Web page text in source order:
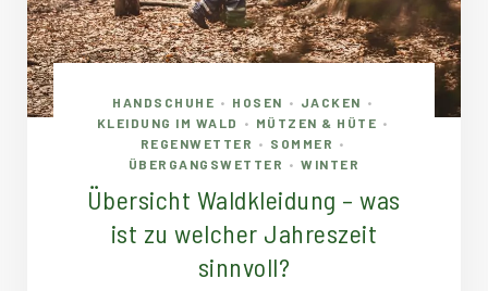
HANDSCHUHE • HOSEN • JACKEN •
KLEIDUNG IM WALD • MÜTZEN & HÜTE •
REGENWETTER • SOMMER •
ÜBERGANGSWETTER • WINTER
Übersicht Waldkleidung – was
ist zu welcher Jahreszeit
sinnvoll?